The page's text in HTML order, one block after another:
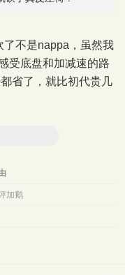
了不是nappa，虽然我
受底盘和加减速的路
省了，就比初代贵几
加鹅